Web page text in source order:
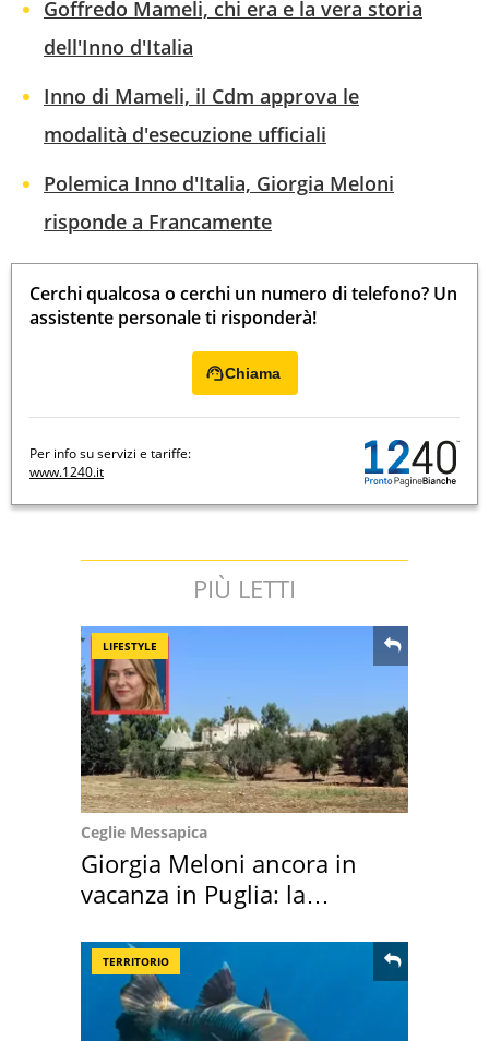
Goffredo Mameli, chi era e la vera storia
dell'Inno d'Italia
Inno di Mameli, il Cdm approva le
modalità d'esecuzione ufficiali
Polemica Inno d'Italia, Giorgia Meloni
risponde a Francamente
Cerchi qualcosa o cerchi un numero di telefono? Un
assistente personale ti risponderà!
Chiama
Per info su servizi e tariffe:
www.1240.it
PIÙ LETTI
LIFESTYLE
Ceglie Messapica
Giorgia Meloni ancora in
vacanza in Puglia: la
TERRITORIO